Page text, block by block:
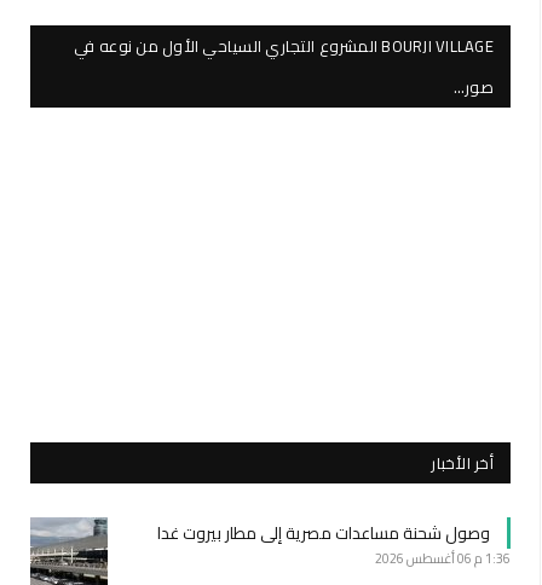
BOURJI VILLAGE المشروع التجاري السياحي الأول من نوعه في
صور…
أخر الأخبار
وصول شحنة مساعدات مصرية إلى مطار بيروت غدا
1:36 م 06 أغسطس 2026